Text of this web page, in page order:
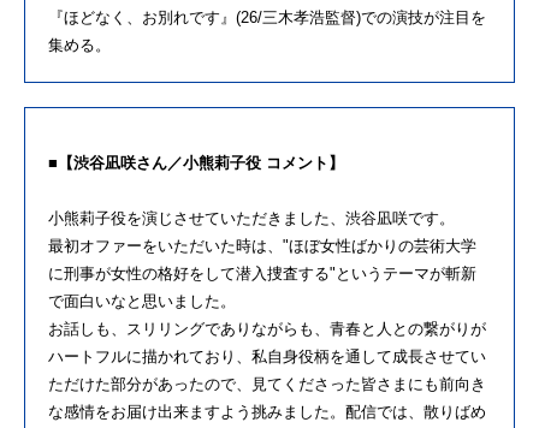
『ほどなく、お別れです』(26/三木孝浩監督)での演技が注目を
集める。
■【渋谷凪咲さん／小熊莉子役 コメント】
小熊莉子役を演じさせていただきました、渋谷凪咲です。
最初オファーをいただいた時は、"ほぼ女性ばかりの芸術大学
に刑事が女性の格好をして潜入捜査する"というテーマが斬新
で面白いなと思いました。
お話しも、スリリングでありながらも、青春と人との繋がりが
ハートフルに描かれており、私自身役柄を通して成長させてい
ただけた部分があったので、見てくださった皆さまにも前向き
な感情をお届け出来ますよう挑みました。配信では、散りばめ